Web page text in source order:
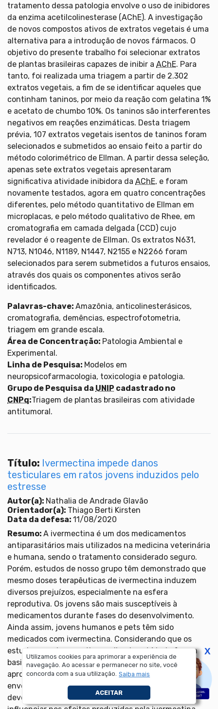
Utilizamos cookies para aprimorar a experiência de
navegação. Ao acessar e permanecer no site, você
concorda com a sua utilização. Saiba mais
ACEITAR
tratamento dessa patologia envolve o uso de inibidores
da enzima acetilcolinesterase (AChE). A investigação
de novos compostos ativos de extratos vegetais é uma
alternativa para a introdução de novos fármacos. O
objetivo do presente trabalho foi selecionar extratos
de plantas brasileiras capazes de inibir a AChE. Para
tanto, foi realizada uma triagem a partir de 2.302
extratos vegetais, a fim de se identificar aqueles que
continham taninos, por meio da reação com gelatina 1%
e acetato de chumbo 10%. Os taninos são interferentes
negativos em reações enzimáticas. Desta triagem
prévia, 107 extratos vegetais isentos de taninos foram
selecionados e submetidos ao ensaio feito a partir do
método colorimétrico de Ellman. A partir dessa seleção,
apenas sete extratos vegetais apresentaram
significativa atividade inibidora da AChE, e foram
novamente testados, agora em quatro concentrações
diferentes, pelo método quantitativo de Ellman em
microplacas, e pelo método qualitativo de Rhee, em
cromatografia em camada delgada (CCD) cujo
revelador é o reagente de Ellman. Os extratos N631,
N713, N1046, N1189, N1447, N2155 e N2266 foram
selecionados para serem submetidos a futuros ensaios,
através dos quais os componentes ativos serão
identificados.
Palavras-chave: Amazônia, anticolinesterásicos,
cromatografia, demências, espectrofotometria,
triagem em grande escala.
Área de Concentração: Patologia Ambiental e
Experimental.
Linha de Pesquisa: Modelos em
neuropsicofarmacologia, toxicologia e patologia.
Grupo de Pesquisa da UNIP cadastrado no
CNPq:Triagem de plantas brasileiras com atividade
antitumoral.
Título: Ivermectina impede danos
testiculares em ratos jovens induzidos pelo
estresse
Autor(a): Nathalia de Andrade Glavão
Orientador(a): Thiago Berti Kirsten
Data da defesa: 11/08/2020
Resumo: A ivermectina é um dos medicamentos
antiparasitários mais utilizados na medicina veterinária
e humana, sendo o tratamento considerado seguro.
Porém, estudos de nosso grupo têm demonstrado que
mesmo doses terapêuticas de ivermectina induzem
diversos prejuízos, especialmente na esfera
reprodutiva. Os jovens são mais susceptíveis à
medicamentos durante fases do desenvolvimento.
Ainda assim, jovens humanos e pets têm sido
medicados com ivermectina. Considerando que os
estudos com ivermectina realizados até hoje focam
basicamente em danos nos adultos, é preciso
aprofundar o entendimento dos processos patológicos
envolvidos nos jovens. A variável estresse também
deve ser levada em consideração, já que ela pode
X